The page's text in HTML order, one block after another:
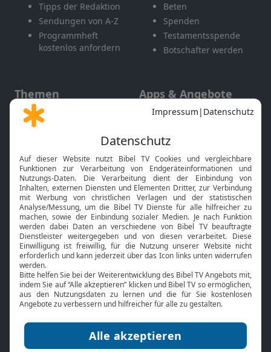
Tipps der Redaktion
Sendungen von A-Z
Programmheft
kostenlos anfordern
Beten
Spenden
Testamentsspende
Botschafter werden
Themen
Gott und Bibel erklärt
Neuigkeiten
Apps & Angebote
Mobile App
Smart TV
HbbTV
Bibelthek Online-Bibel
Nächster Gottesdienst
Bibel TV
Über uns
Jobs
Mediadaten
Service
Kontakt
TV-Empfang